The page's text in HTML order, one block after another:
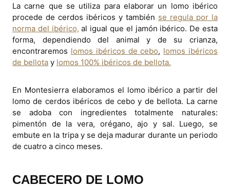
La carne que se utiliza para elaborar un lomo ibérico
procede de cerdos ibéricos y también se regula por la
norma del ibérico, al igual que el jamón ibérico. De esta
forma, dependiendo del animal y de su crianza,
encontraremos lomos ibéricos de cebo, lomos ibéricos
de bellota y lomos 100% ibéricos de bellota.
En Montesierra elaboramos el lomo ibérico a partir del
lomo de cerdos ibéricos de cebo y de bellota. La carne
se adoba con ingredientes totalmente naturales:
pimentón de la vera, orégano, ajo y sal. Luego, se
embute en la tripa y se deja madurar durante un periodo
de cuatro a cinco meses.
CABECERO DE LOMO